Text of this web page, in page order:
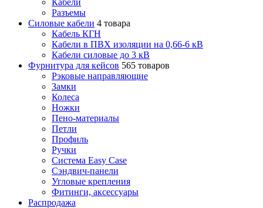
Разъемы
Силовые кабели 4 товара
Кабель КГН
Кабели в ПВХ изоляции на 0,66-6 кВ
Кабели силовые до 3 кВ
Фурнитура для кейсов 565 товаров
Рэковые направляющие
Замки
Колеса
Ножки
Пено-материалы
Петли
Профиль
Ручки
Система Easy Case
Сэндвич-панели
Угловые крепления
Фитинги, аксессуары
Распродажа